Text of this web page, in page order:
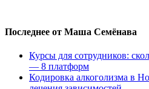
Последнее от Маша Семёнава
Курсы для сотрудников:
— 8 платформ
Кодировка алкоголизма в